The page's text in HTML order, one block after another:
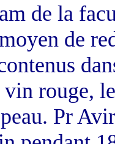
de la
de
rouge,
Pr